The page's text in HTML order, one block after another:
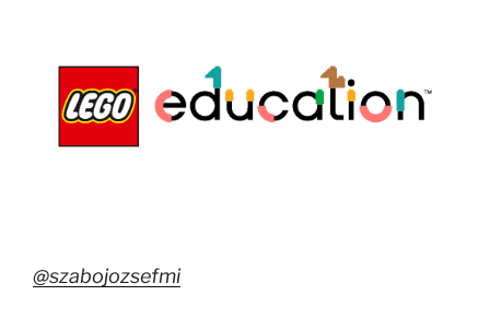
@szabojozsefmi